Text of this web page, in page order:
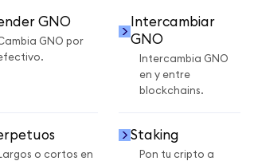
GNO
GNO por
Intercambiar
GNO
Intercambia GNO
en y entre
blockchains.
o cortos en
Staking
Pon tu cripto a